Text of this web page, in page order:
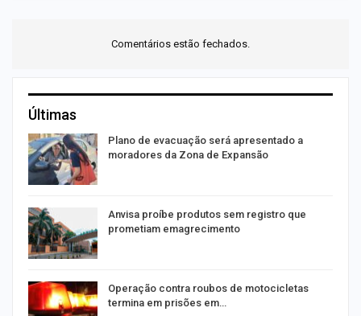
Comentários estão fechados.
Últimas
Plano de evacuação será apresentado a
moradores da Zona de Expansão
Anvisa proíbe produtos sem registro que
prometiam emagrecimento
Operação contra roubos de motocicletas
termina em prisões em…